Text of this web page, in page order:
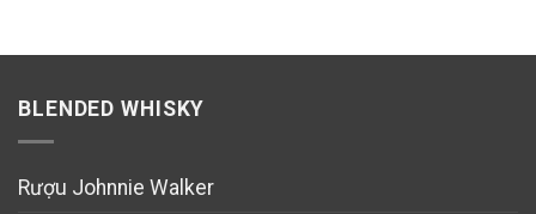
BLENDED WHISKY
Rượu Johnnie Walker